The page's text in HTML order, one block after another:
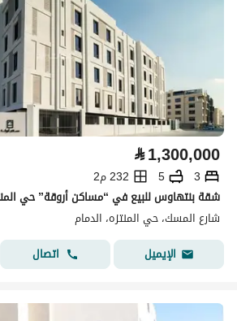
⃁1,300,000
3
5
232 م2
شقة بنتهاوس للبيع في “مساكن أروقة” حي
شارع المسك، حي المنتزه، الدمام
الإيميل
اتصال